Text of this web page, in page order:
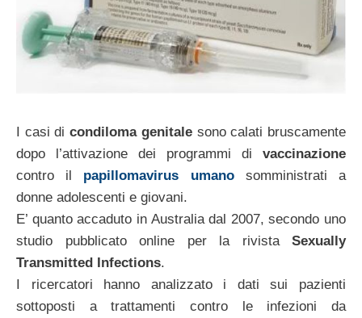
I casi dicondiloma genitalesono calati bruscamente
dopo l’attivazione dei programmi di vaccinazione
contro il papillomavirus umanosomministrati a
donne adolescenti e giovani.
E’ quanto accaduto in Australia dal 2007, secondo uno
studio pubblicato online per la rivista Sexually
Transmitted Infections.
I ricercatori hanno analizzato i dati sui pazienti
sottoposti a trattamenti contro le infezioni da